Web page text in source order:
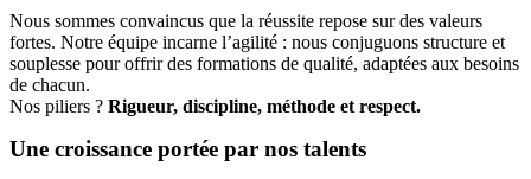
Nous sommes convaincus que la réussite repose sur des valeurs
fortes. Notre équipe incarne l’agilité : nous conjuguons structure et
souplesse pour offrir des formations de qualité, adaptées aux besoins
de chacun.
Nos piliers ? Rigueur, discipline, méthode et respect.
Une croissance portée par nos talents